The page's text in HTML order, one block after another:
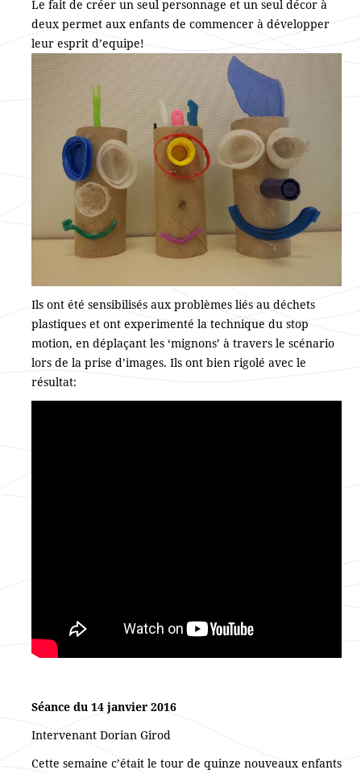
Le fait de créer un seul personnage et un seul décor à
deux permet aux enfants de commencer à développer
leur esprit d’equipe!
Ils ont été sensibilisés aux problèmes liés au déchets
plastiques et ont experimenté la technique du stop
motion, en déplaçant les ‘mignons’ à travers le scénario
lors de la prise d’images. Ils ont bien rigolé avec le
résultat:
Séance du 14 janvier 2016
Intervenant Dorian Girod
Cette semaine c’était le tour de quinze nouveaux enfants